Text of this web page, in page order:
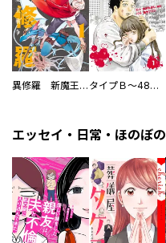
異修羅 新魔王戦争 タイプＢ～48時間後、致死率100％～【単話】
エッセイ・日常・ほのぼの